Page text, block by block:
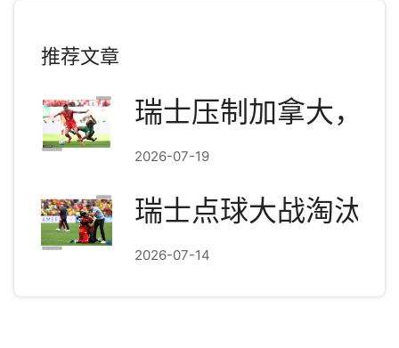
推荐文章
瑞士压制加拿大，
2026-07-19
瑞士点球大战淘汰
2026-07-14